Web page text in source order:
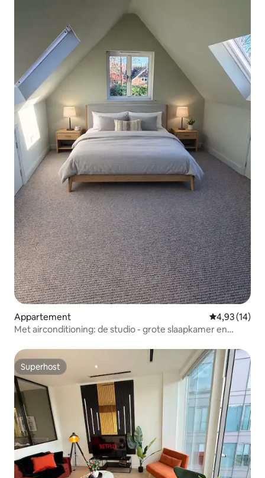
Appartement Gemiddelde
4,93 (14)
Met airconditioning: de studio - grote slaapkamer en
Superhost
Superhost